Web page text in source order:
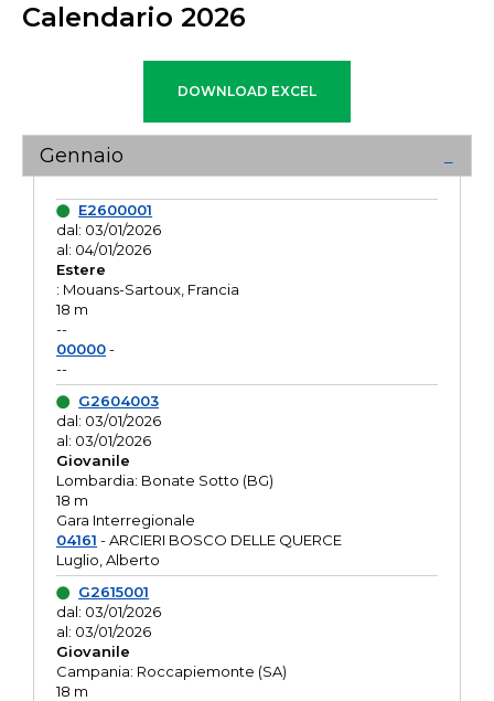
Calendario 2026
Gennaio
E2600001
dal: 03/01/2026
al: 04/01/2026
Estere
: Mouans-Sartoux, Francia
18 m
--
00000-
--
G2604003
dal: 03/01/2026
al: 03/01/2026
Giovanile
Lombardia: Bonate Sotto (BG)
18 m
Gara Interregionale
04161 - ARCIERI BOSCO DELLE QUERCE
Luglio, Alberto
G2615001
dal: 03/01/2026
al: 03/01/2026
Giovanile
Campania: Roccapiemonte (SA)
18 m